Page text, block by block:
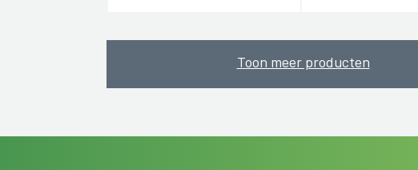
Toon meer producten